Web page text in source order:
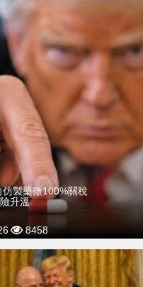
製藥徵100%關稅
升溫
8458